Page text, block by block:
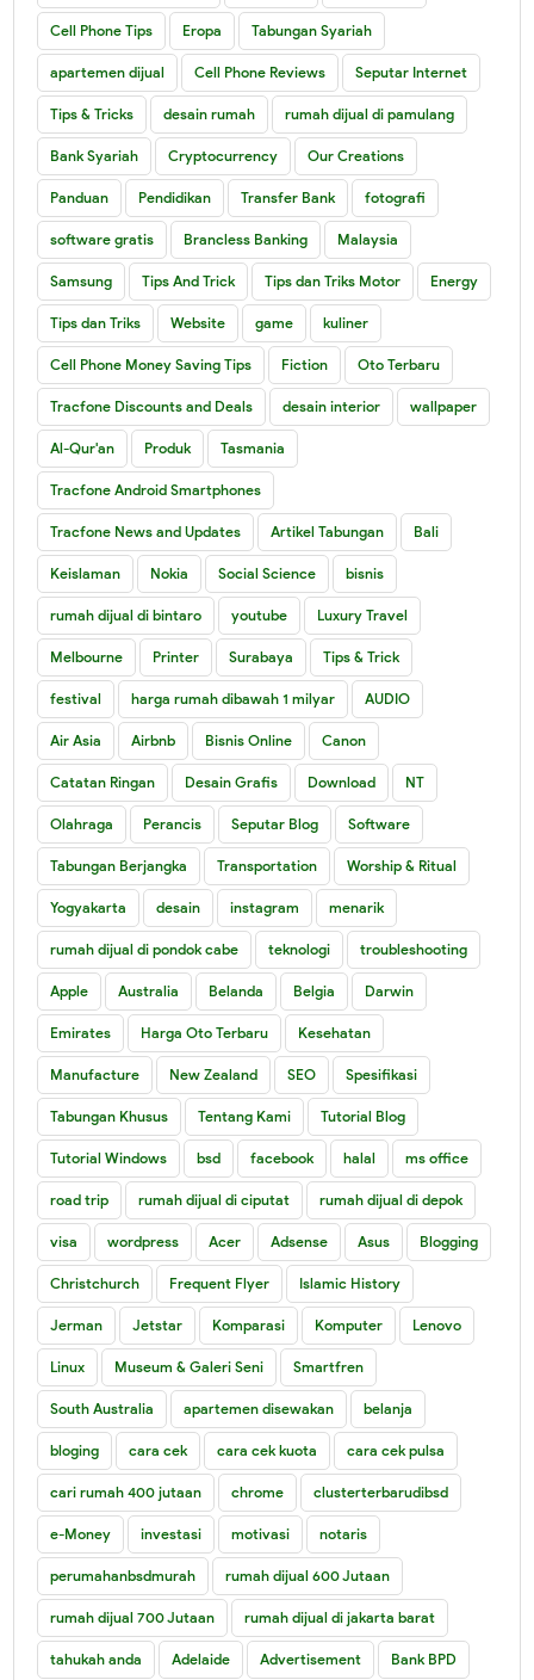
Cell Phone Tips Eropa Tabungan Syariah
apartemen dijual Cell Phone Reviews Seputar Internet
Tips & Tricks desain rumah rumah dijual di pamulang
Bank Syariah Cryptocurrency Our Creations
Panduan Pendidikan Transfer Bank fotografi
software gratis Brancless Banking Malaysia
Samsung Tips And Trick Tips dan Triks Motor Energy
Tips dan Triks Website game kuliner
Cell Phone Money Saving Tips Fiction Oto Terbaru
Tracfone Discounts and Deals desain interior wallpaper
Al-Qur'an Produk Tasmania
Tracfone Android Smartphones
Tracfone News and Updates Artikel Tabungan Bali
Keislaman Nokia Social Science bisnis
rumah dijual di bintaro youtube Luxury Travel
Melbourne Printer Surabaya Tips & Trick
festival harga rumah dibawah 1 milyar AUDIO
Air Asia Airbnb Bisnis Online Canon
Catatan Ringan Desain Grafis Download NT
Olahraga Perancis Seputar Blog Software
Tabungan Berjangka Transportation Worship & Ritual
Yogyakarta desain instagram menarik
rumah dijual di pondok cabe teknologi troubleshooting
Apple Australia Belanda Belgia Darwin
Emirates Harga Oto Terbaru Kesehatan
Manufacture New Zealand SEO Spesifikasi
Tabungan Khusus Tentang Kami Tutorial Blog
Tutorial Windows bsd facebook halal ms office
road trip rumah dijual di ciputat rumah dijual di depok
visa wordpress Acer Adsense Asus Blogging
Christchurch Frequent Flyer Islamic History
Jerman Jetstar Komparasi Komputer Lenovo
Linux Museum & Galeri Seni Smartfren
South Australia apartemen disewakan belanja
bloging cara cek cara cek kuota cara cek pulsa
cari rumah 400 jutaan chrome clusterterbarudibsd
e-Money investasi motivasi notaris
perumahanbsdmurah rumah dijual 600 Jutaan
rumah dijual 700 Jutaan rumah dijual di jakarta barat
tahukah anda Adelaide Advertisement Bank BPD